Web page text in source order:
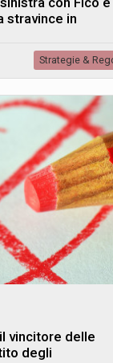
stravince in
Strategie &
vincitore delle
degli